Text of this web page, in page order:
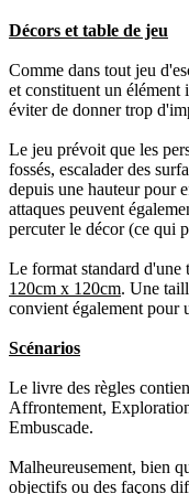
Décors et table de jeu
Comme dans tout jeu
et constituent un élément
éviter de donner trop
Le jeu prévoit que les
fossés, escalader des
depuis une hauteur pour
attaques peuvent
percuter le décor (ce qui
Le format standard d'une
120cm x 120cm. Une
convient également pour
Scénarios
Le livre des règles
Affrontement,
Embuscade.
Malheureusement, bien
objectifs ou des façons